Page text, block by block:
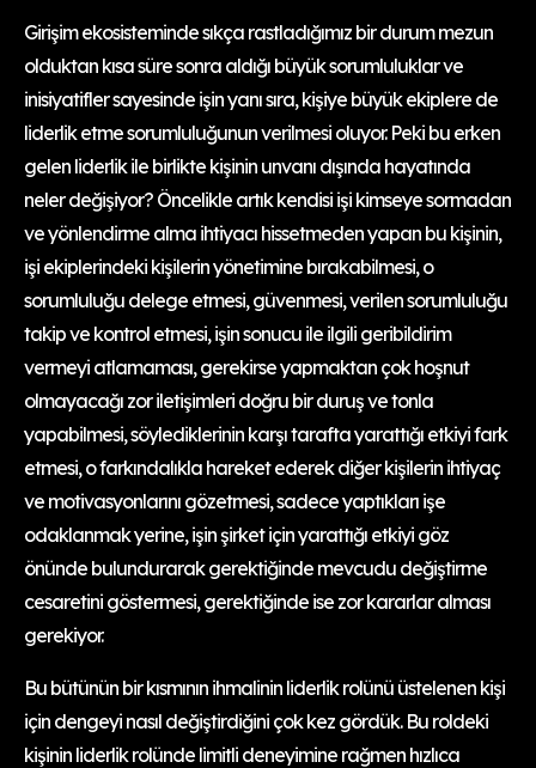
Girişim ekosisteminde sıkça rastladığımız bir durum mezun
olduktan kısa süre sonra aldığı büyük sorumluluklar ve
inisiyatifler sayesinde işin yanı sıra, kişiye büyük ekiplere de
liderlik etme sorumluluğunun verilmesi oluyor. Peki bu erken
gelen liderlik ile birlikte kişinin unvanı dışında hayatında
neler değişiyor? Öncelikle artık kendisi işi kimseye sormadan
ve yönlendirme alma ihtiyacı hissetmeden yapan bu kişinin,
işi ekiplerindeki kişilerin yönetimine bırakabilmesi, o
sorumluluğu delege etmesi, güvenmesi, verilen sorumluluğu
takip ve kontrol etmesi, işin sonucu ile ilgili geribildirim
vermeyi atlamaması, gerekirse yapmaktan çok hoşnut
olmayacağı zor iletişimleri doğru bir duruş ve tonla
yapabilmesi, söylediklerinin karşı tarafta yarattığı etkiyi fark
etmesi, o farkındalıkla hareket ederek diğer kişilerin ihtiyaç
ve motivasyonlarını gözetmesi, sadece yaptıkları işe
odaklanmak yerine, işin şirket için yarattığı etkiyi göz
önünde bulundurarak gerektiğinde mevcudu değiştirme
cesaretini göstermesi, gerektiğinde ise zor kararlar alması
gerekiyor.
Bu bütünün bir kısmının ihmalinin liderlik rolünü üstelenen kişi
için dengeyi nasıl değiştirdiğini çok kez gördük. Bu roldeki
kişinin liderlik rolünde limitli deneyimine rağmen hızlıca